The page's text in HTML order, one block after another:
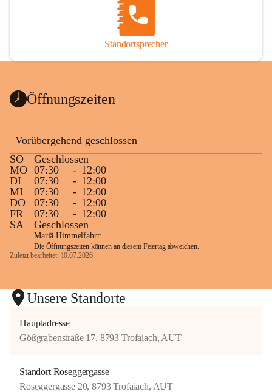
Standortsprecher
Öffnungszeiten
Vorübergehend geschlossen
SO
Geschlossen
MO 07:30 - 12:00
DI
07:30 - 12:00
MI
07:30 - 12:00
DO
07:30 - 12:00
FR
07:30 - 12:00
SA
Geschlossen
Mariä Himmelfahrt:
Die Öffnungszeiten können an diesem Feiertag abweichen.
Zuletzt bearbeitet: 10.07.2026
Unsere Standorte
Hauptadresse
Gößgrabenstraße 17, 8793 Trofaiach, AUT
Standort Roseggergasse
Roseggergasse 20, 8793 Trofaiach, AUT